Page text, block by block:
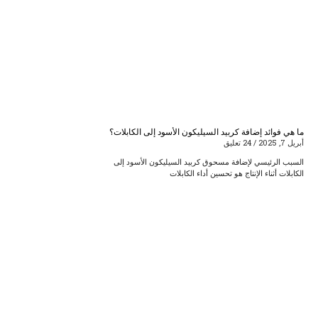
ما هي فوائد إضافة كربيد السيليكون الأسود إلى الكابلات؟
أبريل 7, 2025
السبب الرئيسي لإضافة مسحوق كربيد السيليكون الأسود إلى
الكابلات أثناء الإنتاج هو تحسين أداء الكابلات